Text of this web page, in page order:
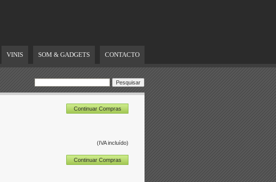
VINIS SOM & GADGETS CONTACTO
Continuar Compras
(IVA incluído)
Continuar Compras